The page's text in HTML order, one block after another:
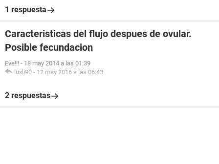
1 respuesta
Caracteristicas del flujo despues de ovular.
Posible fecundacion
Eve!!! - 18 may 2014 a las 01:39
luxli90 - 12 may 2016 a las 06:43
2 respuestas